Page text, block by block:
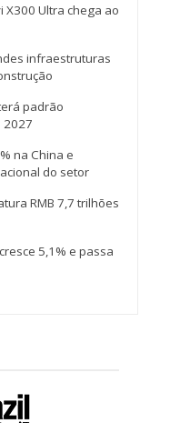
X300 Ultra chega ao
infraestruturas
padrão
2027
na China e
do setor
RMB 7,7 trilhões
5,1% e passa